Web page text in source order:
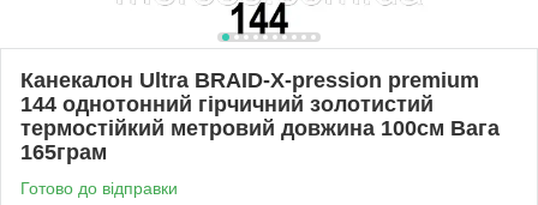
Канекалон Ultra BRAID-X-pression premium
144 однотонний гірчичний золотистий
термостійкий метровий довжина 100см Вага
165грам
Готово до відправки